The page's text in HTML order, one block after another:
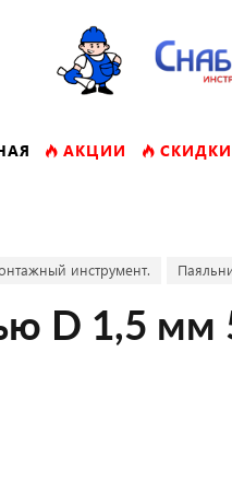
АКЦИИ СКИДКИ
инструмент.
D 1,5 мм